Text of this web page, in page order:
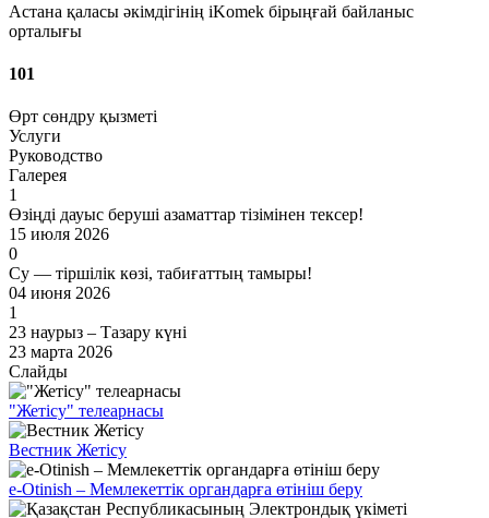
Астана қаласы әкімдігінің iKomek бірыңғай байланыс
орталығы
101
Өрт сөндру қызметі
Услуги
Руководство
Галерея
1
Өзіңді дауыс беруші азаматтар тізімінен тексер!
15 июля 2026
0
Су — тіршілік көзі, табиғаттың тамыры!
04 июня 2026
1
23 наурыз – Тазару күні
23 марта 2026
Слайды
"Жетісу" телеарнасы
Вестник Жетісу
e-Otinish – Мемлекеттік органдарға өтініш беру